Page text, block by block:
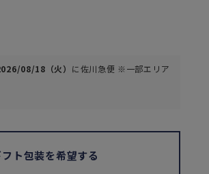
08/18（火） に佐川急便 ※一部エリア
ト包装を希望する